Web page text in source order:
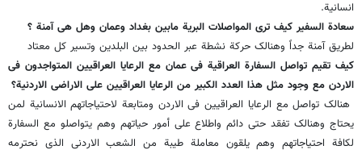
انسانیة.
سعادة السفیر کیف ترى المواصلات البریة مابین بغداد وعمان وهل هی آمنة ؟
لطریق آمنة جداً وهنالک حرکة نشطة عبر الحدود بین البلدین وتسیر کل معتاد
کیف تقیم تواصل السفارة العراقیة فی عمان مع الرعایا العراقیین المتواجدون فی
الاردن مع وجود مثل هذا العدد الکبیر من الرعایا العراقیین على الاراضی الاردنیة؟
هنالک تواصل مع الرعایا العراقیین فی الاردن ومتابعة لاحتیاجاتهم الانسانیة لمن
یحتاج وهنالک تفقد حتى دائم واطلاع على أمور حیاتهم وهم یتواصلو مع السفارة
لکافة احتیاجاتهم وهم یلقون معاملة طیبة من الشعب الاردنی الذی نحترمه